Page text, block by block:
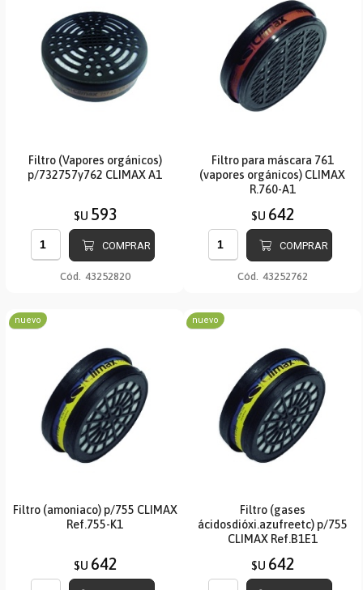
Filtro (Vapores orgánicos)
p/732757y762 CLIMAX A1
$U 593
COMPRAR
Cód. 43252820
Filtro para máscara 761
(vapores orgánicos) CLIMAX
R.760-A1
$U 642
COMPRAR
Cód. 43252762
nuevo
Filtro (amoniaco) p/755 CLIMAX
Ref.755-K1
$U 642
nuevo
Filtro (gases
ácidosdióxi.azufreetc) p/755
CLIMAX Ref.B1E1
$U 642